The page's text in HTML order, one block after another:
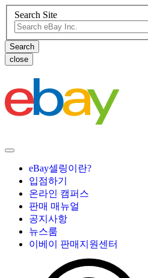
Search Site
close
eBay셀링이란?
입점하기
온라인 캠퍼스
판매 매뉴얼
공지사항
뉴스룸
이베이 판매지원센터